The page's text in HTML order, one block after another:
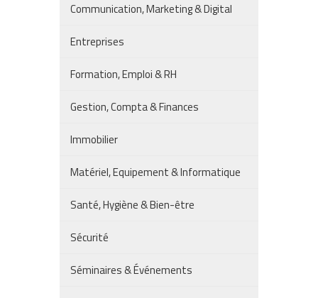
Communication, Marketing & Digital
Entreprises
Formation, Emploi & RH
Gestion, Compta & Finances
Immobilier
Matériel, Equipement & Informatique
Santé, Hygiène & Bien-être
Sécurité
Séminaires & Événements